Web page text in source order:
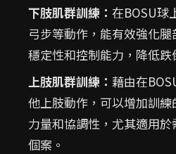
下肢肌群訓練： 在BOSU球
弓步等動作，能有效強化
穩定性和控制能力，降低跌
上肢肌群訓練： 藉由在
他上肢動作，可以增加訓
力量和協調性，尤其適用
個案。